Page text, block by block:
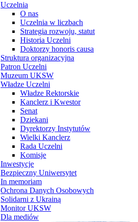
Uczelnia
O nas
Uczelnia w liczbach
Strategia rozwoju, statut
Historia Uczelni
Doktorzy honoris causa
Struktura organizacyjna
Patron Uczelni
Muzeum UKSW
Władze Uczelni
Władze Rektorskie
Kanclerz i Kwestor
Senat
Dziekani
Dyrektorzy Instytutów
Wielki Kanclerz
Rada Uczelni
Komisje
Inwestycje
Bezpieczny Uniwersytet
In memoriam
Ochrona Danych Osobowych
Solidarni z Ukrainą
Monitor UKSW
Dla mediów